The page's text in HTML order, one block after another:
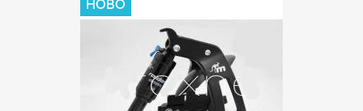
НОВО